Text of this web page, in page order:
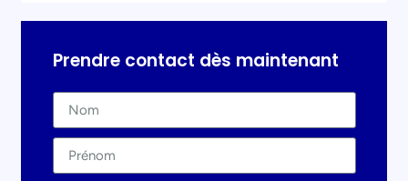
Prendre contact dès maintenant